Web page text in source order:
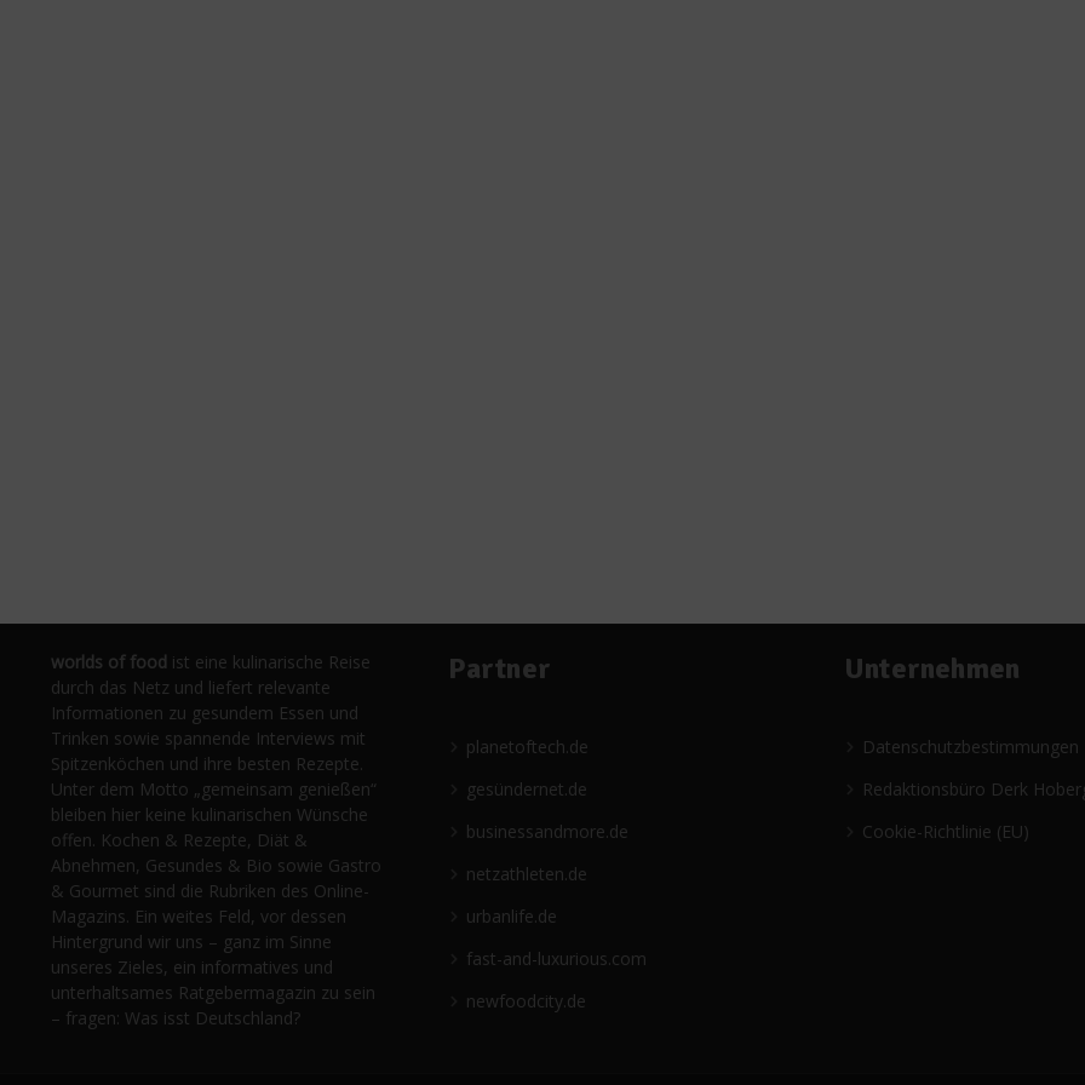
worlds of food ist eine kulinarische Reise
durch das Netz und liefert relevante
Informationen zu gesundem Essen und
Trinken sowie spannende Interviews mit
Spitzenköchen und ihre besten Rezepte.
Unter dem Motto „gemeinsam genießen“
bleiben hier keine kulinarischen Wünsche
offen. Kochen & Rezepte, Diät &
Abnehmen, Gesundes & Bio sowie Gastro
& Gourmet sind die Rubriken des Online-
Magazins. Ein weites Feld, vor dessen
Hintergrund wir uns – ganz im Sinne
unseres Zieles, ein informatives und
unterhaltsames Ratgebermagazin zu sein
– fragen: Was isst Deutschland?
Partner
planetoftech.de
gesündernet.de
businessandmore.de
netzathleten.de
urbanlife.de
fast-and-luxurious.com
newfoodcity.de
Unternehmen
Datenschutzbestimmungen
Redaktionsbüro Derk
Cookie-Richtlinie (EU)